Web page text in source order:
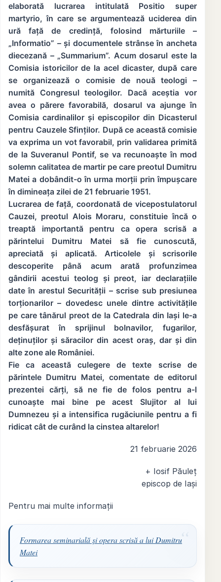
elaborată lucrarea intitulată Positio super
martyrio, în care se argumentează uciderea din
ură față de credință, folosind mărturiile –
„Informatio” – și documentele strânse în ancheta
diecezană – „Summarium”. Acum dosarul este la
Comisia istoricilor de la acel dicaster, după care
se organizează o comisie de nouă teologi –
numită Congresul teologilor. Dacă aceștia vor
avea o părere favorabilă, dosarul va ajunge în
Comisia cardinalilor și episcopilor din Dicasterul
pentru Cauzele Sfinților. După ce această comisie
va exprima un vot favorabil, prin validarea primită
de la Suveranul Pontif, se va recunoaște în mod
solemn calitatea de martir pe care preotul Dumitru
Matei a dobândit-o în urma morții prin împușcare
în dimineața zilei de 21 februarie 1951.
Lucrarea de față, coordonată de vicepostulatorul
Cauzei, preotul Alois Moraru, constituie încă o
treaptă importantă pentru ca opera scrisă a
părintelui Dumitru Matei să fie cunoscută,
apreciată și aplicată. Articolele și scrisorile
descoperite până acum arată profunzimea
gândirii acestui teolog și preot, iar declarațiile
date în arestul Securității – scrise sub presiunea
torționarilor – dovedesc unele dintre activitățile
pe care tânărul preot de la Catedrala din Iași le-a
desfășurat în sprijinul bolnavilor, fugarilor,
deținuților și săracilor din acest oraș, dar și din
alte zone ale României.
Fie ca această culegere de texte scrise de
părintele Dumitru Matei, comentate de editorul
prezentei cărți, să ne fie de folos pentru a-l
cunoaște mai bine pe acest Slujitor al lui
Dumnezeu și a intensifica rugăciunile pentru a fi
ridicat cât de curând la cinstea altarelor!
21 februarie 2026
+ Iosif Păuleț
episcop de Iași
Pentru mai multe informații
Formarea seminarială şi opera scrisă a lui Dumitru
Matei